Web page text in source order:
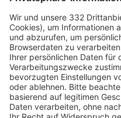
HÄUFIG BESUCHTE
Pässe und Vereinswechsel
Trainerausbildung
Schulungsangebot
BFV-Geschäftsstellen
Trainerbörse